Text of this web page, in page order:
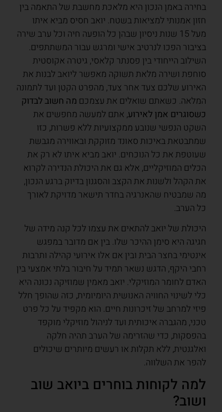
בחירה באמן הנכון היא מלאכת מחשבת של התאמה בין
חזון אמנותי למציאות בשטח. יואב חסיס מביא איתו
מעל 15 שנות ניסיון שבהן כל הופעה חיה וכל ערב שירה
בציבור הפכו לנרטיב אישי ומרגש עבור המשתתפים.
השילוב הייחודי בין פסנתר קלאסי, גיטרה אקוסטית
סוחפת ושירה מלאת תשוקה מאפשר ליואב לבנות את
האירוע שלכם צעד אחר צעד, מהפרט הקטן ועד לתמונה
המלאה. כשאתם שואלים את עצמכם מה חשוב לבדוק
כשסוגרים אמן לאירוע, אתם למעשה מחפשים את
השקט הנפשי שנובע ממקצועיות ללא פשרות, כזו
שמתבטאת באיכות סאונד מזוקקת ובאווירה מגבשת
שעוטפת את כל הנוכחים. יואב מביא איתו לא רק את
הכלים המוזיקליים, אלא גם את היכולת הנדירה לקרוא
את הקהל ולשנות את הקצב והסגנון בדיוק ברגע הנכון,
מה שמבטיח שהאנרגיה בחדר תישאר מדויקת לאורך
כל הערב.
היכולת של יואב להתאים את עצמו לכל קנה מידה של
חגיגה היא סימן ההיכר שלו. בין אם מדובר במפגש
אינטימי בחצר הבית ובין אם אלו אירועי קהילה ותרבות
רחבי היקף, הדגש נשאר תמיד על חיבור בלתי אמצעי בין
האדם לחומר המוזיקלי. יואב מאמין שמוזיקה נכונה היא
כלי לשינוי החוויה האנושית היומיומית, כזה שהופך חלל
פיזי למרחב של זיכרונות חיים. הוא מקפיד על כל פרט
טכני, מהגברה איכותית ועד לניהול מוזיקלי מוקפד
בהפסקות, כדי שהזרימה של הערב תהיה חלקה
ואלגנטית, ללא תקלות או רעשים מיותרים שיכולים
להפר את השלווה.
למה לקוחות בוחרים ביואב שוב
ושוב?